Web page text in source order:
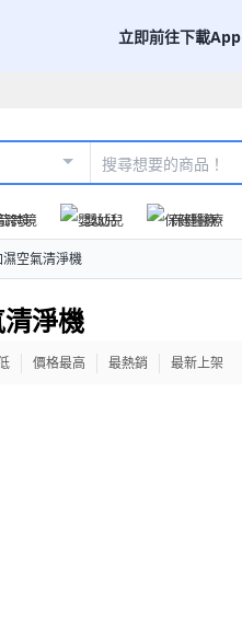
立即前往下載App
跨境 嬰幼兒 保健醫療
空氣清淨機
淨機
價格最高 最熱銷 最新上架